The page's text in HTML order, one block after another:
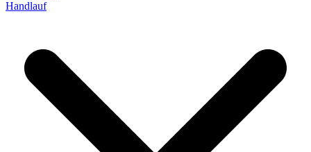
Handlauf